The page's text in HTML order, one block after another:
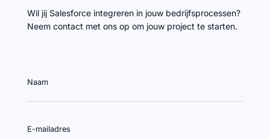
Wil jij Salesforce integreren in jouw bedrijfsprocessen?
Neem contact met ons op om jouw project te starten.
Naam
E-mailadres